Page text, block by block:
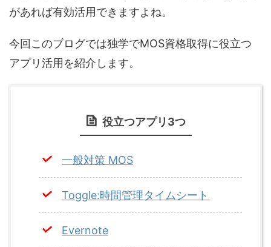
があれば有効活用できますよね。
今回このブログでは独学でMOS資格取得に役立つ
アプリ活用を紹介します。
役立つアプリ3つ
一般対策 MOS
Toggle:時間管理タイムシート
Evernote